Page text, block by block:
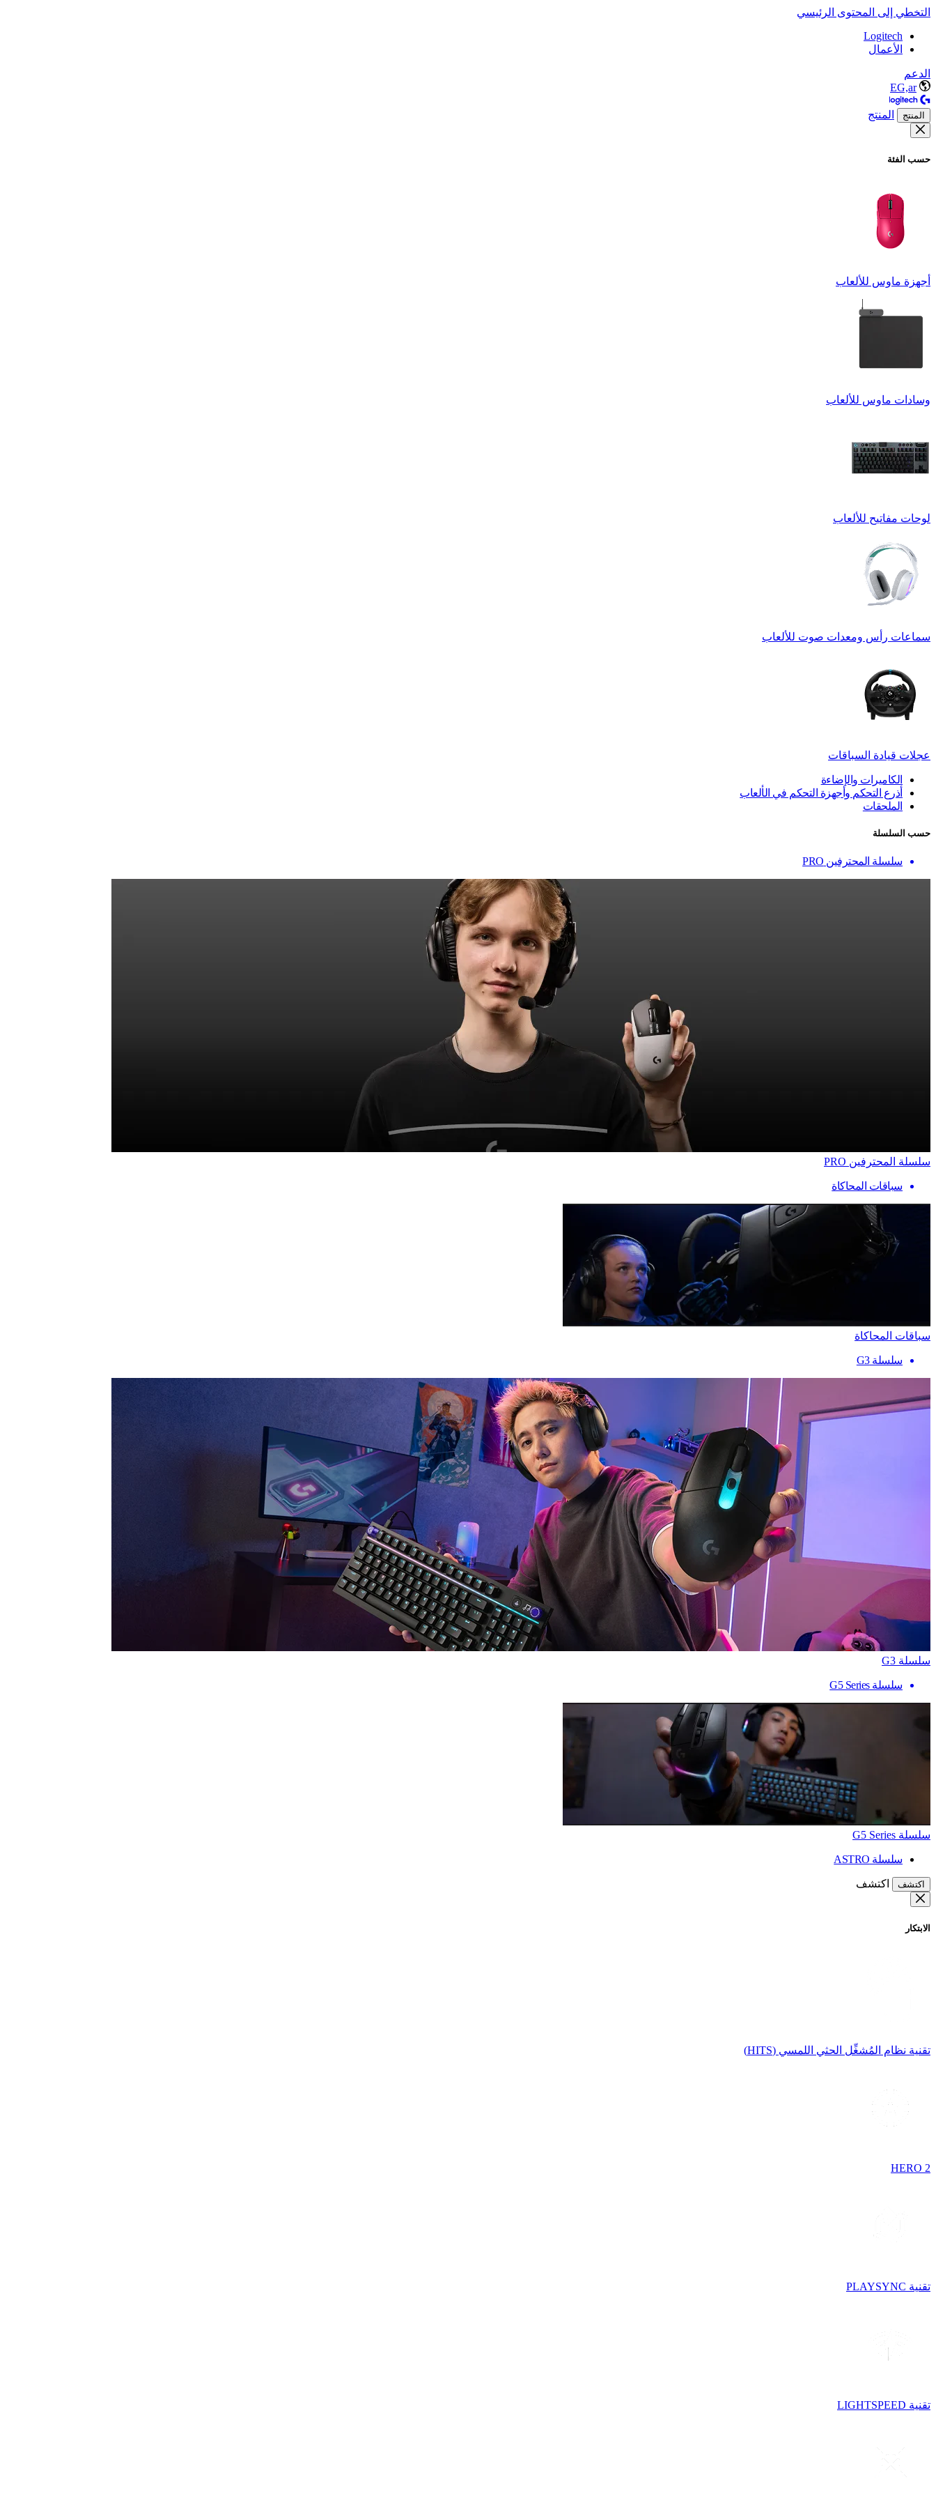
التخطي إلى المحتوى الرئيسي
Logitech
الأعمال
الدعم
EG,ar
المنتج المنتج
حسب الفئة
أجهزة ماوس للألعاب
وسادات ماوس للألعاب
لوحات مفاتيح للألعاب
سماعات رأس ومعدات صوت للألعاب
عجلات قيادة السباقات
الكاميرات والإضاءة
أذرع التحكم وأجهزة التحكم في الألعاب
الملحقات
حسب السلسلة
سلسلة المحترفين PRO
سلسلة المحترفين PRO
سباقات المحاكاة
سباقات المحاكاة
سلسلة G3
سلسلة G3
سلسلة G5 Series
سلسلة G5 Series
سلسلة ASTRO
اكتشف اكتشف
الابتكار
تقنية نظام المُشغِّل الحثي اللمسي (HITS)
HERO 2
تقنية PLAYSYNC
تقنية LIGHTSPEED